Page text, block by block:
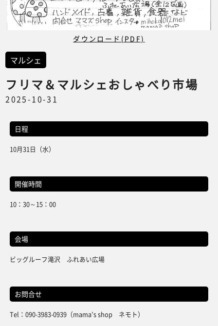
ダウンロード(PDF)
マルシェ
フリマ＆マルシェおしゃべり市場
2025-10-31
日程
10月31日（水）
開催時間
10：30～15：00
会場
ビッグルーフ滝沢 ふれあい広場
お問合せ
Tel：090-3983-0939（mama’s shop ネモト）